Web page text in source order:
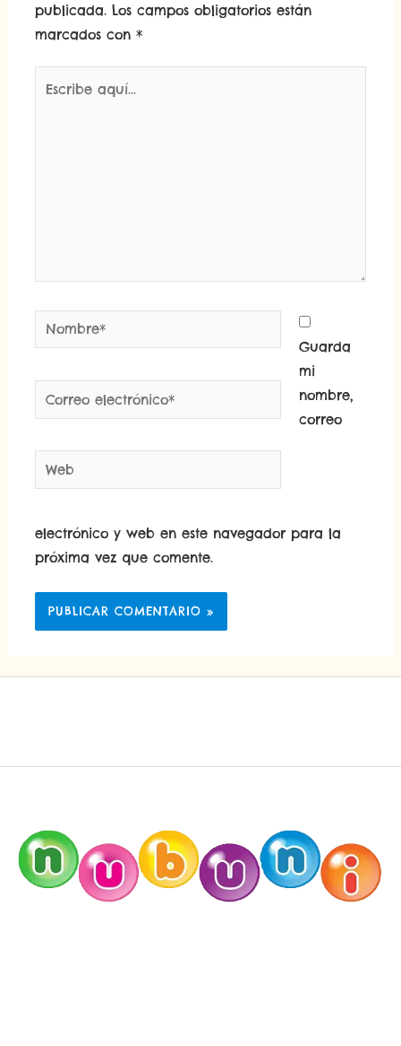
publicada. Los campos obligatorios están
marcados con*
Guarda
mi
nombre,
correo
electrónico y web en este navegador para la
próxima vez que comente.